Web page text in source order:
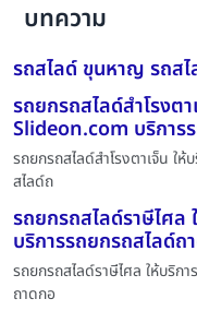
บทความ
รถสไลด์ ขุนหาญ รถสไ
รถยกรถสไลด์สำโรงต
Slideon.com บริการ
รถยกรถสไลด์สำโรงตาเจ็น ใ
สไลด์ถ
รถยกรถสไลด์ราษีไศล
บริการรถยกรถสไลด์ถ
รถยกรถสไลด์ราษีไศล ให้บริก
ถาดกอ